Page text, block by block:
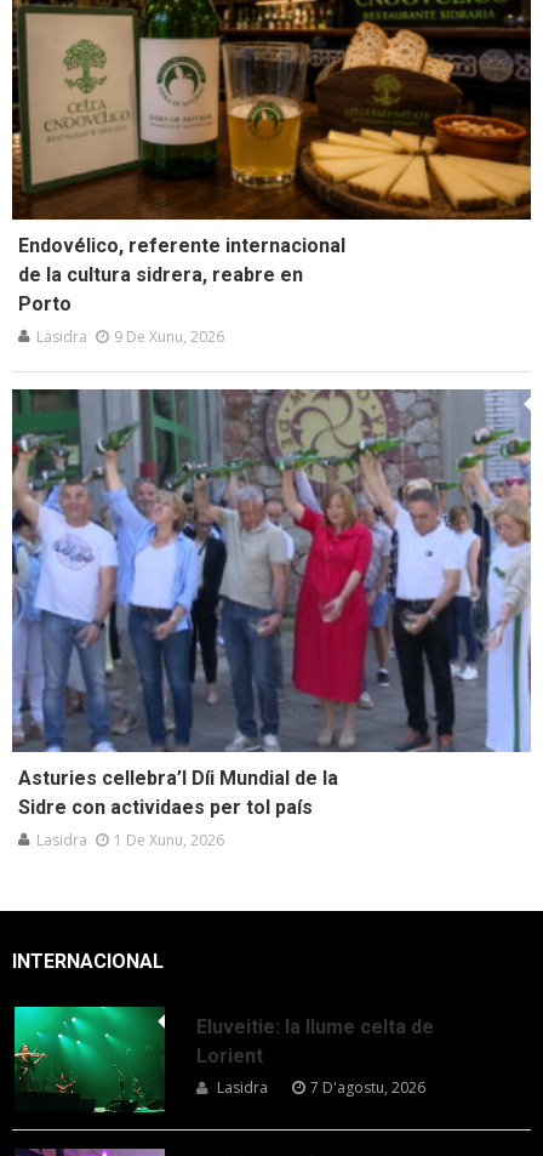
Endovélico, referente internacional
de la cultura sidrera, reabre en
Porto
Lasidra 9 De Xunu, 2026
Asturies cellebra’l Díi Mundial de la
Sidre con actividaes per tol país
Lasidra 1 De Xunu, 2026
INTERNACIONAL
Eluveitie: la llume celta de
Lorient
Lasidra 7 D'agostu, 2026